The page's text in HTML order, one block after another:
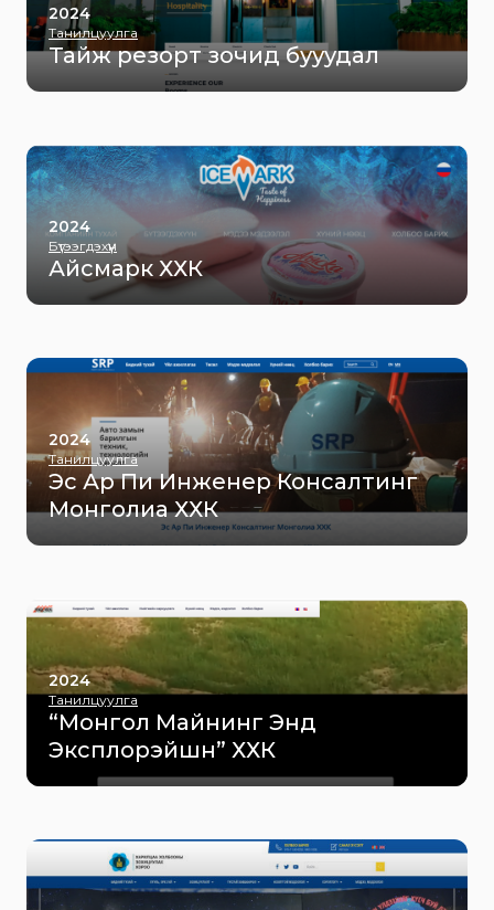
2024
Танилцуулга
Тайж резорт зочид бууудал
2024
Бүтээгдэхүүн
Айсмарк ХХК
2024
Танилцуулга
Эс Ар Пи Инженер Консалтинг
Монголиа ХХК
2024
Танилцуулга
“Монгол Майнинг Энд
Эксплорэйшн” ХХК